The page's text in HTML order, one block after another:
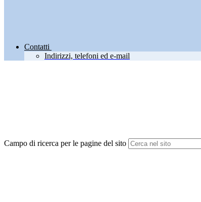
Contatti
Indirizzi, telefoni ed e-mail
Campo di ricerca per le pagine del sito